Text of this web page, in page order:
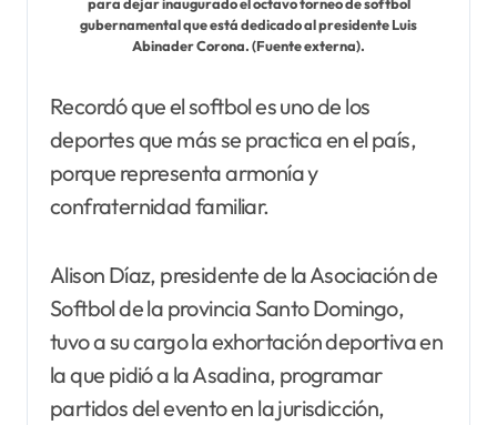
gubernamental que está dedicado al presidente Luis
Abinader Corona. (Fuente externa).
Recordó que el softbol es uno de los
deportes que más se practica en el país,
porque representa armonía y
confraternidad familiar.
Alison Díaz, presidente de la Asociación de
Softbol de la provincia Santo Domingo,
tuvo a su cargo la exhortación deportiva en
la que pidió a la Asadina, programar
partidos del evento en la jurisdicción,